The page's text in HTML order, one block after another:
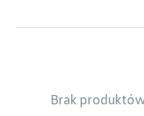
Transport
Brak